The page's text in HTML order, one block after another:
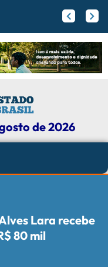
de 2026
Lara recebe
80 mil